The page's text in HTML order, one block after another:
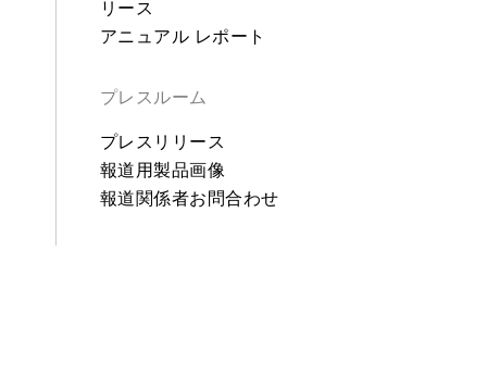
リース
アニュアル レポート
プレスルーム
プレスリリース
報道用製品画像
報道関係者お問合わせ